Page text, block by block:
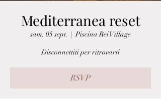
Mediterranea reset
sam. 05 sept.
  |
Piscina Rei Village
Disconnettiti per ritrovarti
RSVP